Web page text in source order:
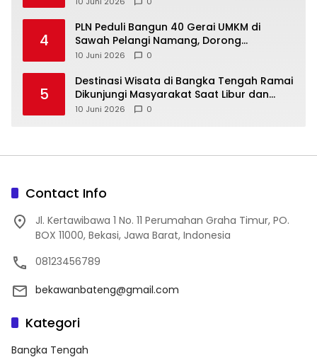
4
‎PLN Peduli Bangun 40 Gerai UMKM di
Sawah Pelangi Namang, Dorong
10 Juni 2026 0
5
‎Destinasi Wisata di Bangka Tengah Ramai
Dikunjungi Masyarakat Saat Libur dan
Akhir Pekan
10 Juni 2026 0
Contact Info
Jl. Kertawibawa 1 No. 11 Perumahan Graha Timur, PO.
BOX 11000, Bekasi, Jawa Barat, Indonesia
08123456789
bekawanbateng@gmail.com
Kategori
Bangka Tengah